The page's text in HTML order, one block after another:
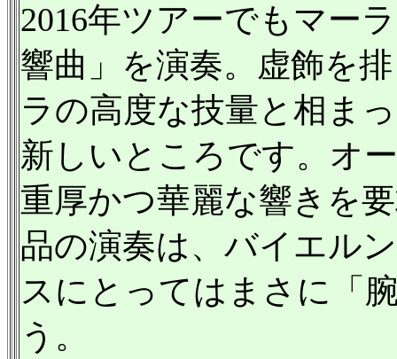
2016年ツアーでもマー
響曲」を演奏。虚飾を
ラの高度な技量と相ま
新しいところです。オ
重厚かつ華麗な響きを
品の演奏は、バイエル
スにとってはまさに「
う。